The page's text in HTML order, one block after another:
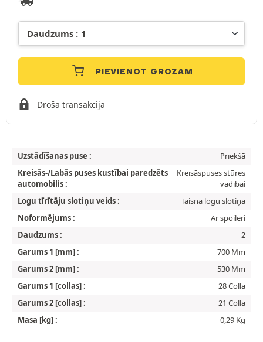
PIEVIENOT GROZAM
Droša transakcija
Uzstādīšanas puse :
Priekšā
Kreisās-/Labās puses kustībai paredzēts
automobilis :
Kreisāspuses stūres
vadībai
Logu tīrītāju slotiņu veids :
Taisna logu slotiņa
Noformējums :
Ar spoileri
Daudzums :
2
Garums 1 [mm] :
700 Mm
Garums 2 [mm] :
530 Mm
Garums 1 [collas] :
28 Colla
Garums 2 [collas] :
21 Colla
Masa [kg] :
0,29 Kg